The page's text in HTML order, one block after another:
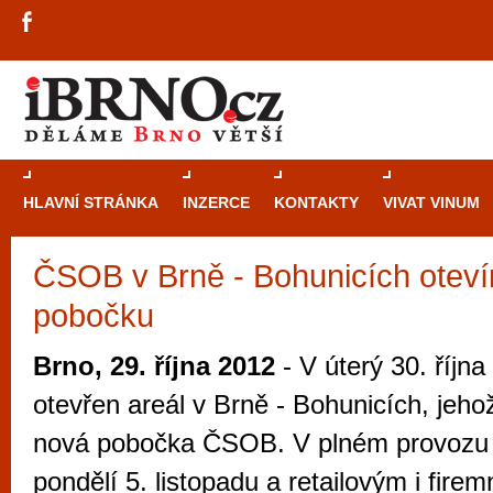
HLAVNÍ STRÁNKA INZERCE KONTAKTY VIVAT VINUM
ČSOB v Brně - Bohunicích
pobočku
Brno, 29. října 2012 - V úterý 30.
otevřen areál v Brně - Bohunicích,
nová pobočka ČSOB. V plném
pondělí 5. listopadu a retailovým i
Průvodce
Brno je
zajímavé
restaurace,
Mimo jiné je ale také místem, kde si